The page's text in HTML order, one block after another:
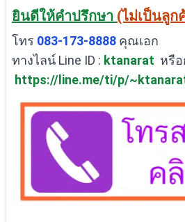
ยินดีให้คำปรึกษา (ไม่เป็นลูก
โทร 083-173-8888 คุณเอก
ทางไลน์ Line ID : ktanarat หรื
https://line.me/ti/p/